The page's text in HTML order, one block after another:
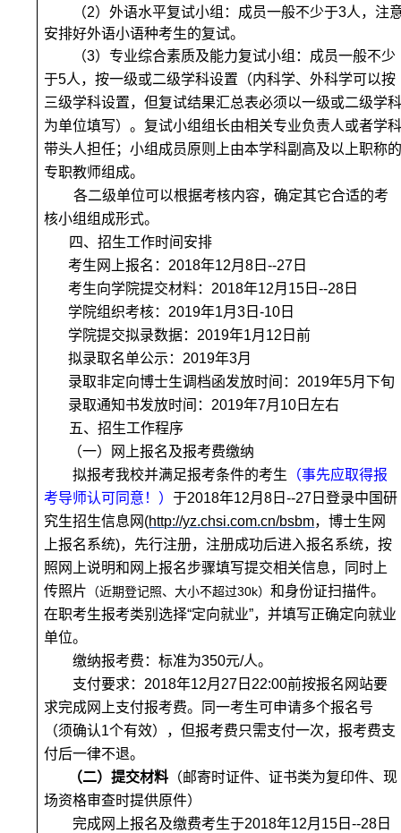
（2）外语水平复试小组 ：成员一般不少于3人，注
安排好外语小语种考生的复试。
（3）专业综合素质及能力复试小组 ：成员一般不少
于5人，按一级或二级学科设置（内科学、外科学可以按
三级学科设置，但复试结果汇总表必须以一级或二级学
为单位填写）。复试小组组长由相关专业负责人或者学
带头人担任；小组成员原则上由本学科副高及以上职称
专职教师组成。
各二级单位可以根据考核内容，确定其它合适的考
核小组组成形式。
四、招生工作时间安排
考生网上报名：2018年12月8日--27日
考生向学院提交材料：2018年12月15日--28日
学院组织考核：2019年1月3日-10日
学院提交拟录数据：2019年1月12日前
拟录取名单公示：2019年3月
录取非定向博士生调档函发放时间：2019年5月下旬
录取通知书发放时间：2019年7月10日左右
五、招生工作程序
（一）网上报名及报考费缴纳
拟报考我校并满足报考条件的考生 （事先应取得报
考导师认可同意！）于2018年12月8日--27日登录中国研
究生招生信息网(http://yz.chsi.com.cn/bsbm，博士生网
上报名系统)，先行注册，注册成功后进入报名系统，按
照网上说明和网上报名步骤填写提交相关信息，同时上
传照片 （近期登记照、大小不超过30k）和身份证扫描件。
在职考生报考类别选择“定向就业”，并填写正确定向就业
单位。
缴纳报考费：标准为350元/人。
支付要求： 2018年12月27日22:00前按报名网站要
求完成网上支付报考费。
同一考生可申请多个报名号
（须确认1个有效），但报考费只需支付一次，报考费支
付后一律不退。
（二）提交材料 （邮寄时证件、证书类为复印件、现
场资格审查时提供原件）
完成网上报名及缴费考生于2018年12月15日--28日